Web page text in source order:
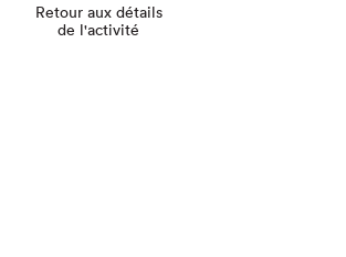
Retour aux détails
de l'activité